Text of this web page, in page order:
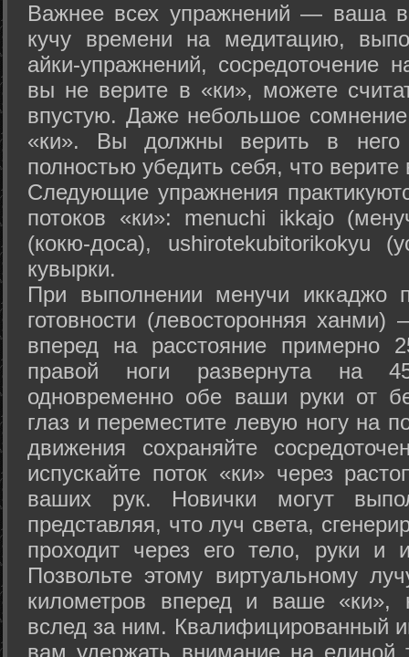
Важнее всех упражнений — ваша
кучу времени на медитацию,
айки-упражнений, сосредоточение
вы не верите в «ки», можете
впустую. Даже небольшое сомнение
«ки». Вы должны верить в
полностью убедить себя, что верите
Следующие упражнения
потоков «ки»: menuchi ikkajo
(кокю-доса), ushiro­tekubitori­kokyu
кувырки.
При выполнении менучи иккаджо
готовности (левосторонняя
вперед на расстояние примерно
правой ноги развернута на
одновременно обе ваши руки от
глаз и переместите левую ногу на
движения сохраняйте
испускайте поток «ки» через
ваших рук. Новички могут
представляя, что луч света,
проходит через его тело, руки и
Позвольте этому виртуальному
километров вперед и ваше «ки»,
вслед за ним. Квалифицированный